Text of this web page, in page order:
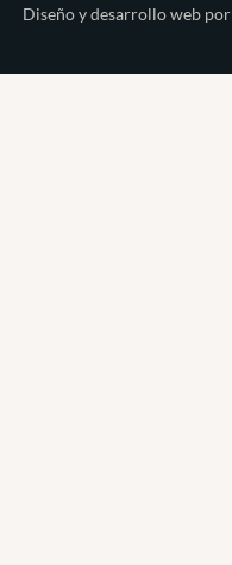
Diseño y desarrollo web por